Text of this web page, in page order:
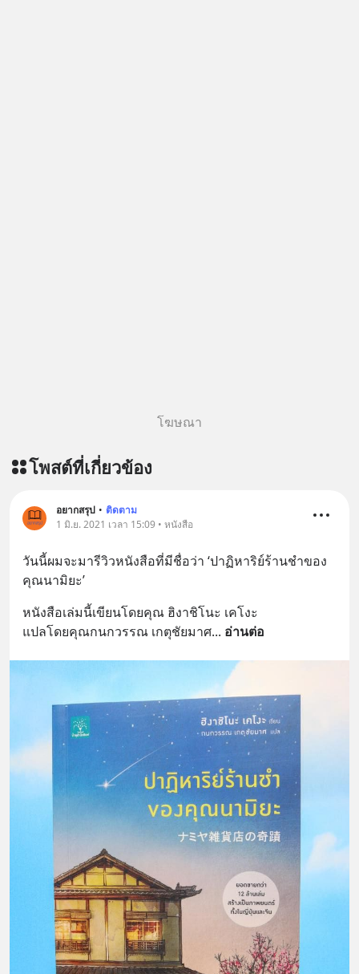
บรรเทาความเครียด ลดความวิตกกังวล
หลับมีประสิทธิภาพมากยิ่งขึ้น 📍 สนใจ
@diipgeek 🔗 หรือกดลิงก์
https://lin.ee/U91Fzyz
โฆษณา
โพสต์ที่เกี่ยวข้อง
อยากสรุป • ติดตาม
1 มิ.ย. 2021 เวลา 15:09 • หนังสือ
วันนี้ผมจะมารีวิวหนังสือที่มีชื่อว่า ‘ปาฏิหาริย์ร้านชำของ
คุณนามิยะ’
หนังสือเล่มนี้เขียนโดยคุณ ฮิงาชิโนะ เคโงะ
แปลโดยคุณกนกวรรณ เกตุชัยมาศ... อ่านต่อ